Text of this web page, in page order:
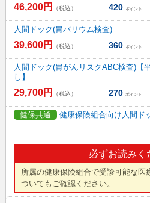
46,200円 （税込） 420 ポイント
人間ドック(胃バリウム検査)
39,600円 （税込） 360 ポイント
人間ドック(胃がんリスクABC検査)【
し】
29,700円 （税込） 270 ポイント
健保共通 健康保険組合向け人間ド
必ずお読みく
所属の健康保険組合で受診可能な医
ついてもご確認ください。